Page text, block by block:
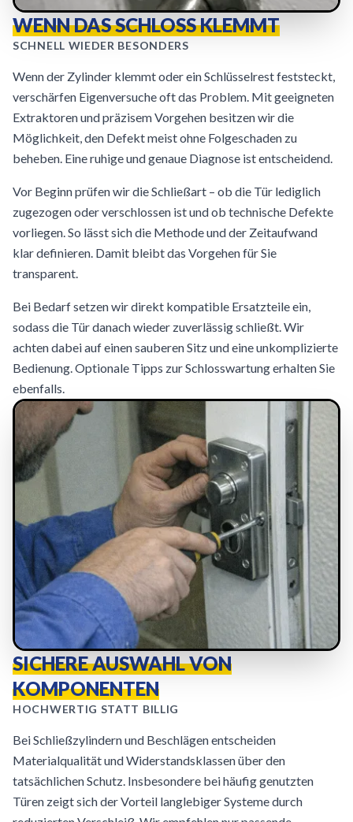
WENN DAS SCHLOSS KLEMMT
SCHNELL WIEDER BESONDERS
Wenn der Zylinder klemmt oder ein Schlüsselrest feststeckt,
verschärfen Eigenversuche oft das Problem. Mit geeigneten
Extraktoren und präzisem Vorgehen besitzen wir die
Möglichkeit, den Defekt meist ohne Folgeschaden zu
beheben. Eine ruhige und genaue Diagnose ist entscheidend.
Vor Beginn prüfen wir die Schließart – ob die Tür lediglich
zugezogen oder verschlossen ist und ob technische Defekte
vorliegen. So lässt sich die Methode und der Zeitaufwand
klar definieren. Damit bleibt das Vorgehen für Sie
transparent.
Bei Bedarf setzen wir direkt kompatible Ersatzteile ein,
sodass die Tür danach wieder zuverlässig schließt. Wir
achten dabei auf einen sauberen Sitz und eine unkomplizierte
Bedienung. Optionale Tipps zur Schlosswartung erhalten Sie
ebenfalls.
SICHERE AUSWAHL VON
KOMPONENTEN
HOCHWERTIG STATT BILLIG
Bei Schließzylindern und Beschlägen entscheiden
Materialqualität und Widerstandsklassen über den
tatsächlichen Schutz. Insbesondere bei häufig genutzten
Türen zeigt sich der Vorteil langlebiger Systeme durch